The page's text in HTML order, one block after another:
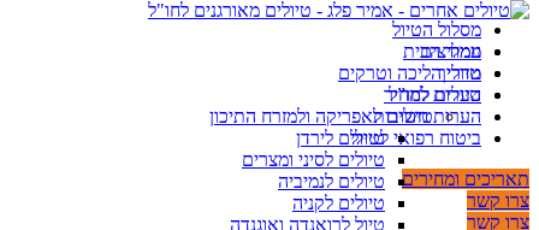
עמוד הבית
טיולי הליכה וטרקים
טיולים לחו”ל
טיולים לאפריקה ולמזרח התיכון
טיולים לירדן
טיולים לסיני ומצרים
טיולים לנמיביה
טיולים לקניה
טיול לרואנדה ואוגנדה
מסלול הטיול
ממליצים
מדריך
הערות למחיר
הערות חשובות
ביטוח רפואי לטיול
תאריכים ומחירים
צרו קשר
צרו קשר